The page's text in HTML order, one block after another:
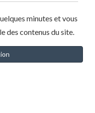
minutes et vous
des contenus du site.